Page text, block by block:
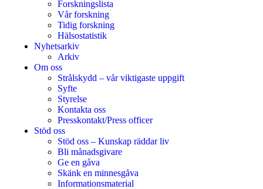
Forskningslista
Vår forskning
Tidig forskning
Hälsostatistik
Nyhetsarkiv
Arkiv
Om oss
Strålskydd – vår viktigaste uppgift
Syfte
Styrelse
Kontakta oss
Presskontakt/Press officer
Stöd oss
Stöd oss – Kunskap räddar liv
Bli månadsgivare
Ge en gåva
Skänk en minnesgåva
Informationsmaterial